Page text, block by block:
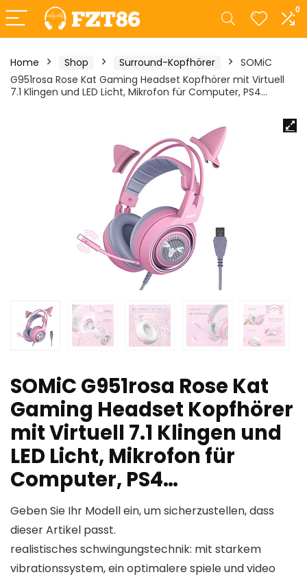
0
Home Shop Surround-Kopfhörer
SOMiC
G951rosa Rose Kat Gaming Headset Kopfhörer mit Virtuell
7.1 Klingen und LED Licht, Mikrofon für Computer, PS4…
SOMiC G951rosa Rose Kat
Gaming Headset Kopfhörer
mit Virtuell 7.1 Klingen und
LED Licht, Mikrofon für
Computer, PS4…
Geben Sie Ihr Modell ein, um sicherzustellen, dass
dieser Artikel passt.
realistisches schwingungstechnik: mit starkem
vibrationssystem, ein optimalere spiele und video